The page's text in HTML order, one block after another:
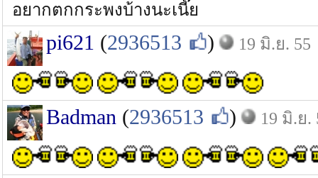
อยากตกกระพงบ้างนะเนี๊ย
pi621 (2936513 ) 19 มิ.ย. 55
Badman (2936513 ) 19 มิ.ย.